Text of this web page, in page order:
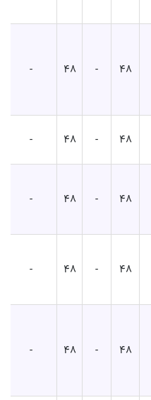
48
-
48
-
48
-
48
-
48
-
48
-
48
-
48
-
48
-
48
-